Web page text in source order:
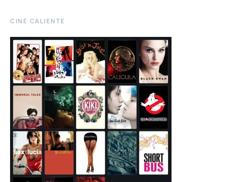
CINE CALIENTE